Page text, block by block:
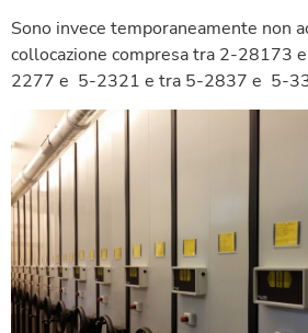
Sono invece temporaneamente non
collocazione compresa tra 2-28173
2277 e 5-2321 e tra 5-2837 e 5-